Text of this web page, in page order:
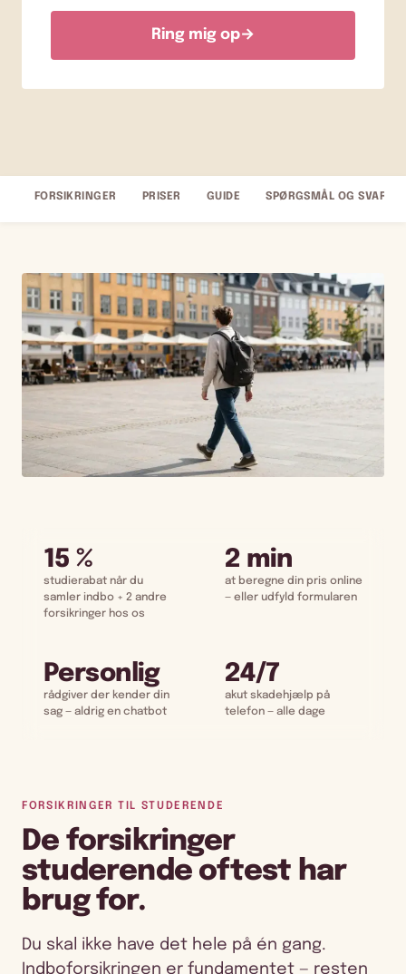
Ring mig op→
FORSIKRINGER PRISER GUIDE SPØRGSMÅL OG SVAR
15 %
studierabat når du
samler indbo + 2 andre
forsikringer hos os
2 min
at beregne din pris online
— eller udfyld formularen
Personlig
rådgiver der kender din
sag — aldrig en chatbot
24/7
akut skadehjælp på
telefon — alle dage
FORSIKRINGER TIL STUDERENDE
De forsikringer
studerende oftest har
brug for.
Du skal ikke have det hele på én gang.
Indboforsikringen er fundamentet — resten